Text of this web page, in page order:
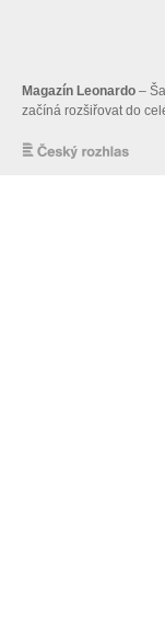
Magazín Leonardo –
začíná rozšiřovat do
měli šakala, považovat